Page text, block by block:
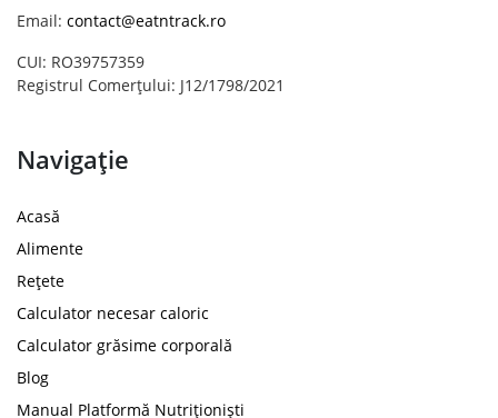
Email: contact@eatntrack.ro
CUI: RO39757359
Registrul Comerțului: J12/1798/2021
Navigație
Acasă
Alimente
Rețete
Calculator necesar caloric
Calculator grăsime corporală
Blog
Manual Platformă Nutriționiști